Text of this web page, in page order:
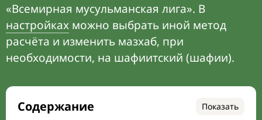
«Всемирная мусульманская лига». В
настройках можно выбрать иной метод
расчёта и изменить мазхаб, при
необходимости, на шафиитский (шафии).
Содержание Показать